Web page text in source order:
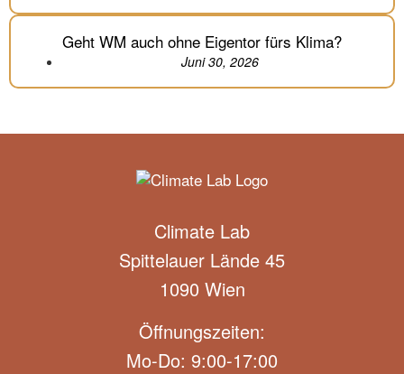
Geht WM auch ohne Eigentor fürs Klima?
Juni 30, 2026
Climate Lab
Spittelauer Lände 45
1090 Wien
Öffnungszeiten:
Mo-Do: 9:00-17:00